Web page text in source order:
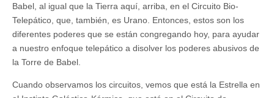
Babel, al igual que la Tierra aquí, arriba, en el Circuito Bio-
Telepático, que, también, es Urano. Entonces, estos son los
diferentes poderes que se están congregando hoy, para ayudar
a nuestro enfoque telepático a disolver los poderes abusivos de
la Torre de Babel.
Cuando observamos los circuitos, vemos que está la Estrella en